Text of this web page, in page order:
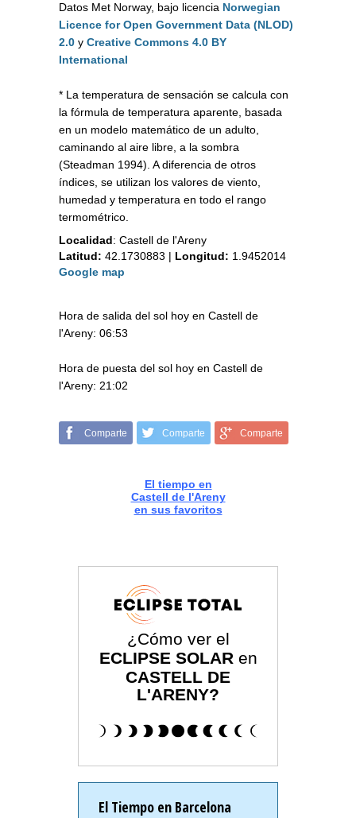
Datos Met Norway, bajo licencia Norwegian
Licence for Open Government Data (NLOD)
2.0 y Creative Commons 4.0 BY
International
* La temperatura de sensación se calcula con
la fórmula de temperatura aparente, basada
en un modelo matemático de un adulto,
caminando al aire libre, a la sombra
(Steadman 1994). A diferencia de otros
índices, se utilizan los valores de viento,
humedad y temperatura en todo el rango
termométrico.
Localidad: Castell de l'Areny
Latitud: 42.1730883 | Longitud: 1.9452014
Google map
Hora de salida del sol hoy en Castell de
l'Areny: 06:53
Hora de puesta del sol hoy en Castell de
l'Areny: 21:02
Comparte Comparte Comparte
El tiempo en
Castell de l'Areny
en sus favoritos
¿Cómo ver el
ECLIPSE SOLAR en
CASTELL DE
L'ARENY?
El Tiempo en Barcelona